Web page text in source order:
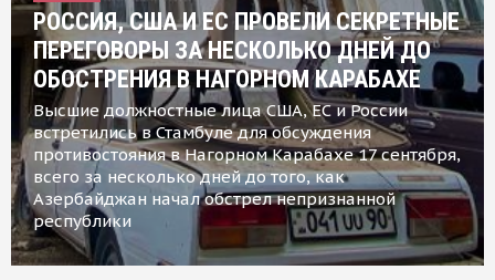
РОССИЯ, США И ЕС ПРОВЕЛИ СЕКРЕТНЫЕ
ПЕРЕГОВОРЫ ЗА НЕСКОЛЬКО ДНЕЙ ДО
ОБОСТРЕНИЯ В НАГОРНОМ КАРАБАХЕ
Высшие должностные лица США, ЕС и России
встретились в Стамбуле для обсуждения
противостояния в Нагорном Карабахе 17 сентября,
всего за несколько дней до того, как
Азербайджан начал обстрел непризнанной
республики